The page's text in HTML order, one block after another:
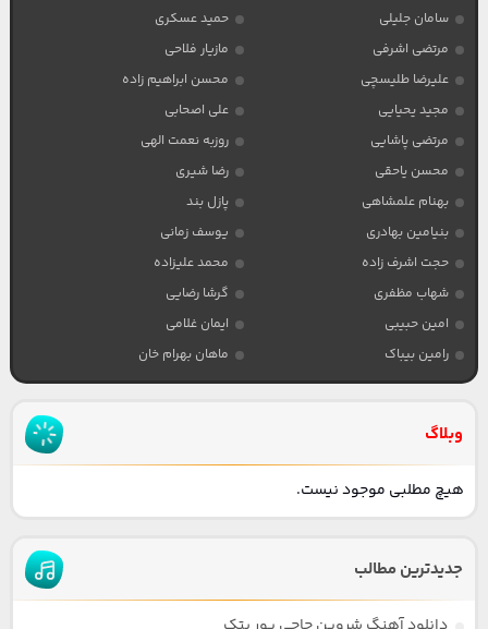
سامان جلیلی
حمید عسکری
مرتضی اشرفی
مازیار فلاحی
علیرضا طلیسچی
محسن ابراهیم زاده
مجید یحیایی
علی اصحابی
مرتضی پاشایی
روزبه نعمت الهی
محسن یاحقی
رضا شیری
بهنام علمشاهی
پازل بند
بنیامین بهادری
یوسف زمانی
حجت اشرف زاده
محمد علیزاده
شهاب مظفری
گرشا رضایی
امین حبیبی
ایمان غلامی
رامین بیباک
ماهان بهرام خان
وبلاگ
هیچ مطلبی موجود نیست.
جدیدترین مطالب